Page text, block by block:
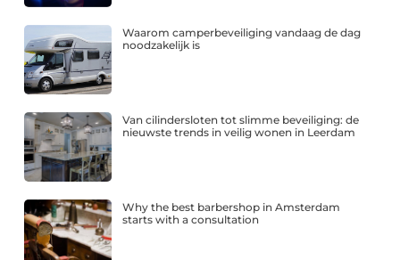
Waarom camperbeveiliging vandaag de dag
noodzakelijk is
Van cilindersloten tot slimme beveiliging: de
nieuwste trends in veilig wonen in Leerdam
Why the best barbershop in Amsterdam
starts with a consultation